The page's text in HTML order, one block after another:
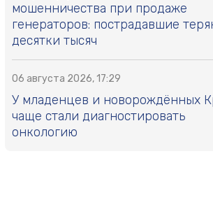
мошенничества при продаже
генераторов: пострадавшие
десятки тысяч
06 августа 2026, 17:29
У младенцев и новорождённых
чаще стали диагностировать
онкологию